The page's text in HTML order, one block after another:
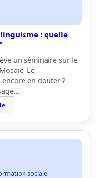
: quelle
un séminaire sur le
Le
en douter ?
sociale